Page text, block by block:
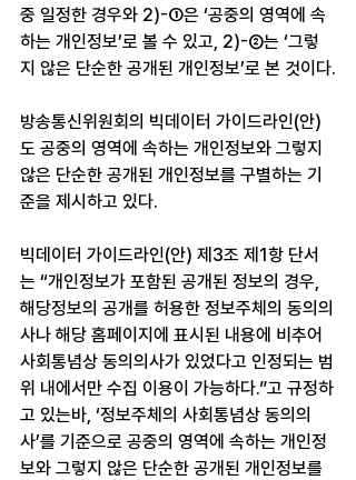
중 일정한 경우와 2)-①은 ‘공중의 영역에 속
하는 개인정보’로 볼 수 있고, 2)-②는 ‘그렇
지 않은 단순한 공개된 개인정보’로 본 것이다.
방송통신위원회의 빅데이터 가이드라인(안)
도 공중의 영역에 속하는 개인정보와 그렇지
않은 단순한 공개된 개인정보를 구별하는 기
준을 제시하고 있다.
빅데이터 가이드라인(안) 제3조 제1항 단서
는 “개인정보가 포함된 공개된 정보의 경우,
해당정보의 공개를 허용한 정보주체의 동의의
사나 해당 홈페이지에 표시된 내용에 비추어
사회통념상 동의의사가 있었다고 인정되는 범
위 내에서만 수집 이용이 가능하다.”고 규정하
고 있는바, ‘정보주체의 사회통념상 동의의
사’를 기준으로 공중의 영역에 속하는 개인정
보와 그렇지 않은 단순한 공개된 개인정보를